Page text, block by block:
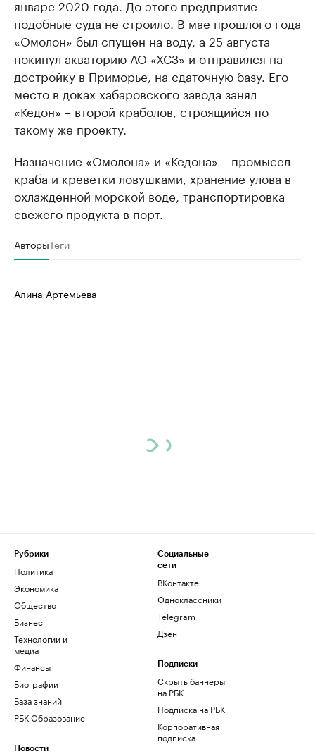
январе 2020 года. До этого предприятие
подобные суда не строило. В мае прошлого года
«Омолон» был спущен на воду, а 25 августа
покинул акваторию АО «ХСЗ» и отправился на
достройку в Приморье, на сдаточную базу. Его
место в доках хабаровского завода занял
«Кедон» – второй краболов, строящийся по
такому же проекту.
Назначение «Омолона» и «Кедона» – промысел
краба и креветки ловушками, хранение улова в
охлажденной морской воде, транспортировка
свежего продукта в порт.
АвторыТеги
Алина Артемьева
Рубрики
Политика
Экономика
Общество
Бизнес
Технологии и
медиа
Финансы
Биографии
База знаний
РБК Образование
Новости
Социальные
сети
ВКонтакте
Одноклассники
Telegram
Дзен
Подписки
Скрыть баннеры
на РБК
Подписка на РБК
Корпоративная
подписка